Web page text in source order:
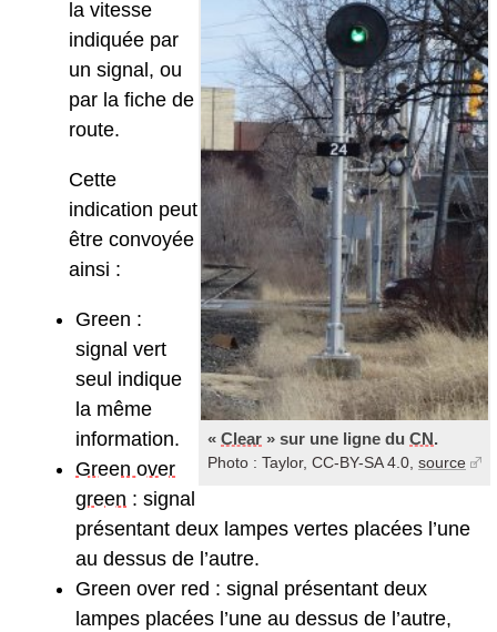
« Clear » sur une ligne du CN.
Photo : Taylor, CC-BY-SA 4.0, source
la vitesse
indiquée par
un signal, ou
par la fiche de
route.
Cette
indication peut
être convoyée
ainsi :
Green :
signal vert
seul indique
la même
information.
Green over
green : signal
présentant deux lampes vertes placées l’une
au dessus de l’autre.
Green over red : signal présentant deux
lampes placées l’une au dessus de l’autre,